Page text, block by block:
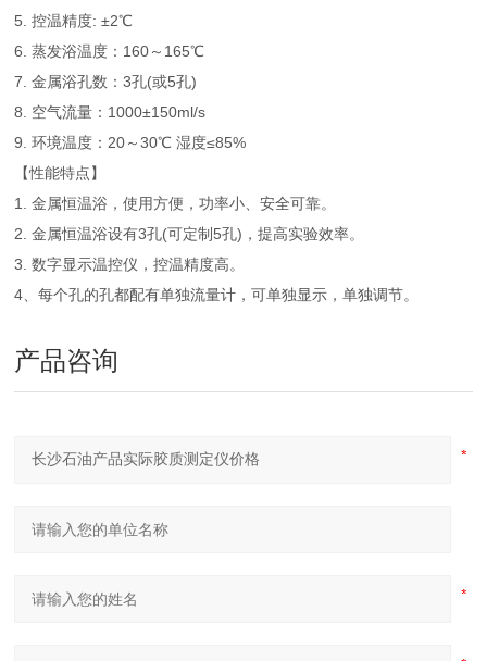
5. 控温精度: ±2℃
6. 蒸发浴温度：160～165℃
7. 金属浴孔数：3孔(或5孔)
8. 空气流量：1000±150ml/s
9. 环境温度：20～30℃ 湿度≤85%
【性能特点】
1. 金属恒温浴，使用方便，功率小、安全可靠。
2. 金属恒温浴设有3孔(可定制5孔)，提高实验效率。
3. 数字显示温控仪，控温精度高。
4、每个孔的孔都配有单独流量计，可单独显示，单独调节。
产品咨询